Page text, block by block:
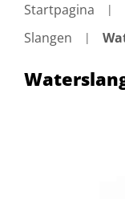
Startpagina
Slangen